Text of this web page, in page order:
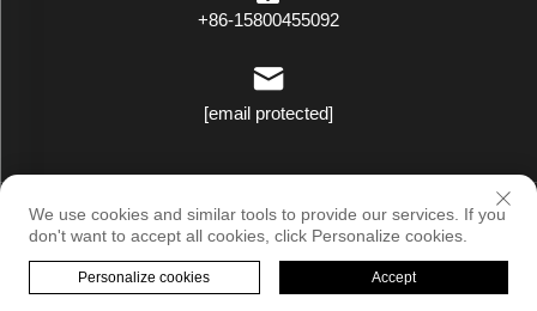
+86-15800455092
[email protected]
Droits d'auteur © Luxstar Industrie (Jiangsu) Co., Ltd. Tous droits
réservés | Politique de confidentialité
PAGE D’ACCUEIL PRODUITS E-MAIL TÉLÉPHONE
We use cookies and similar tools to provide our services. If you
don't want to accept all cookies, click Personalize cookies.
Personalize cookies Accept